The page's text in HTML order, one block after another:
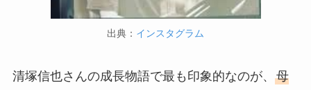
出典： インスタグラム
清塚信也さんの成長物語で最も印象的なのが、 母